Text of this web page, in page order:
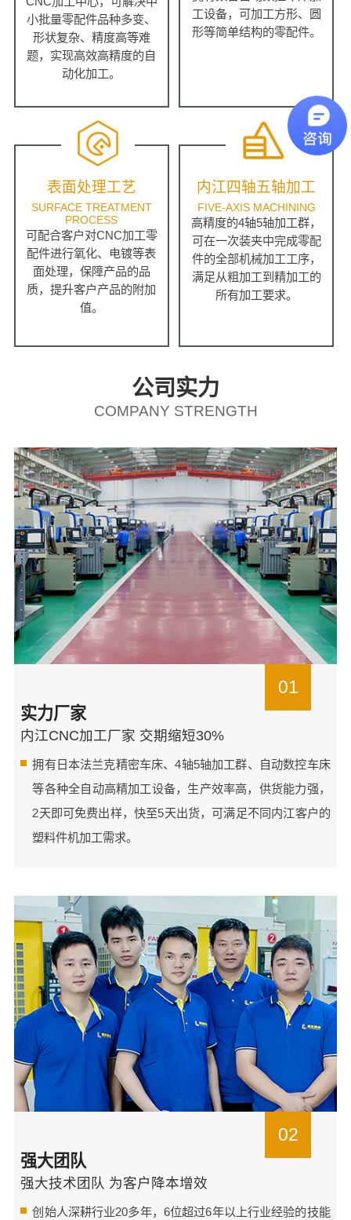
小批量零配件品种多变、
形状复杂、精度高等难
题，实现高效高精度的自
动化加工。
工设备，可加工方形、圆
形等简单结构的零配件。
表面处理工艺
SURFACE TREATMENT
PROCESS
可配合客户对CNC加工零
配件进行氧化、电镀等表
面处理，保障产品的品
质，提升客户产品的附加
值。
内江四轴五轴加工
FIVE-AXIS MACHINING
高精度的4轴5轴加工群，
可在一次装夹中完成零配
件的全部机械加工工序，
满足从粗加工到精加工的
所有加工要求。
公司实力
COMPANY STRENGTH
01
实力厂家
内江CNC加工厂家 交期缩短30%
拥有日本法兰克精密车床、4轴5轴加工群、自动数控车床
等各种全自动高精加工设备，生产效率高，供货能力强，
2天即可免费出样，快至5天出货，可满足不同内江客户的
塑料件机加工需求。
02
强大团队
强大技术团队 为客户降本增效
创始人深耕行业20多年，6位超过6年以上行业经验的技能